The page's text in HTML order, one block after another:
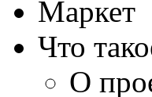
Маркет
Что
О